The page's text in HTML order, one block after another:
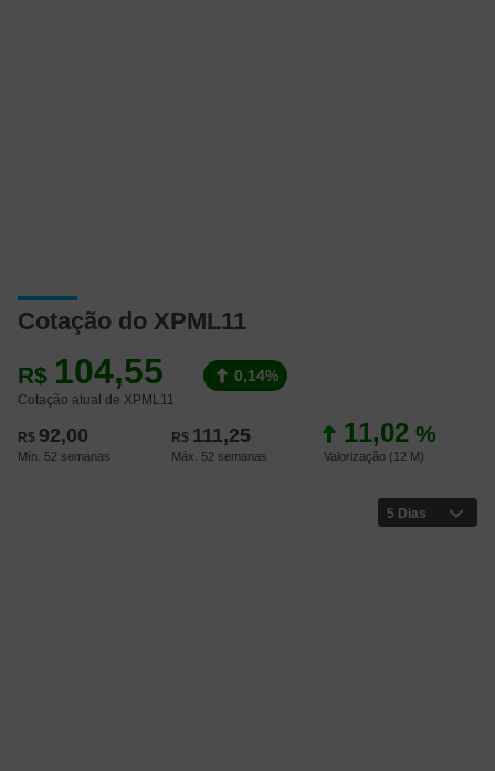
Cotação do XPML11
R$ 104,55
Cotação atual de XPML11
0,14%
R$ 92,00
Mín. 52 semanas
R$ 111,25
Máx. 52 semanas
11,02 %
Valorização (12 M)
5 Dias